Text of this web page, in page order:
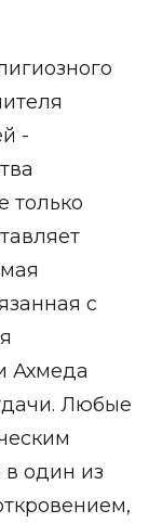
-
только
с
Ахмеда
Любые
в один из